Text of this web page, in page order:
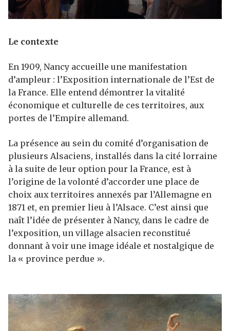
Le contexte
En 1909, Nancy accueille une manifestation
d’ampleur : l’Exposition internationale de l’Est de
la France. Elle entend démontrer la vitalité
économique et culturelle de ces territoires, aux
portes de l’Empire allemand.
La présence au sein du comité d’organisation de
plusieurs Alsaciens, installés dans la cité lorraine
à la suite de leur option pour la France, est à
l’origine de la volonté d’accorder une place de
choix aux territoires annexés par l’Allemagne en
1871 et, en premier lieu à l’Alsace. C’est ainsi que
naît l’idée de présenter à Nancy, dans le cadre de
l’exposition, un village alsacien reconstitué
donnant à voir une image idéale et nostalgique de
la « province perdue ».